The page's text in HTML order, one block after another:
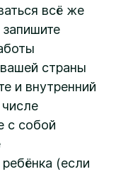
всё же
запишите
страны
и внутренний
с собой
(если